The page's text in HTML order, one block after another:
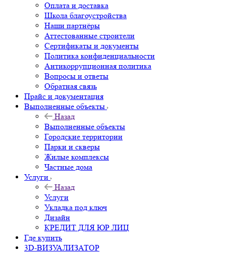
Оплата и доставка
Школа благоустройства
Наши партнёры
Аттестованные строители
Сертификаты и документы
Политика конфиденциальности
Антикоррупционная политика
Вопросы и ответы
Обратная связь
Прайс и документация
Выполненные объекты
Назад
Выполненные объекты
Городские территории
Парки и скверы
Жилые комплексы
Частные дома
Услуги
Назад
Услуги
Укладка под ключ
Дизайн
КРЕДИТ ДЛЯ ЮР ЛИЦ
Где купить
3D-ВИЗУАЛИЗАТОР